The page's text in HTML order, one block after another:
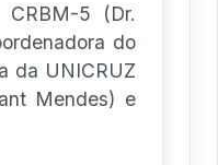
CRBM-5 (Dr.
do
da UNICRUZ
Mendes) e